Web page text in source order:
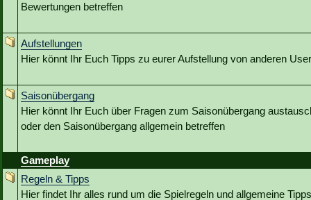
Bewertungen betreffen
Aufstellungen
Hier könnt Ihr Euch Tipps zu eurer Aufstellung von anderen
Saisonübergang
Hier könnt Ihr Euch über Fragen zum Saisonübergang
oder den Saisonübergang allgemein betreffen
Gameplay
Regeln & Tipps
Hier findet Ihr alles rund um die Spielregeln und allgemeine